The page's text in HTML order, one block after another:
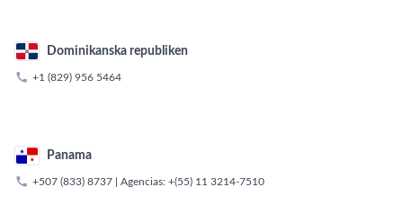
Dominikanska republiken
 +1 (829) 956 5464
Panama
 +507 (833) 8737 | Agencias: +(55) 11 3214-7510